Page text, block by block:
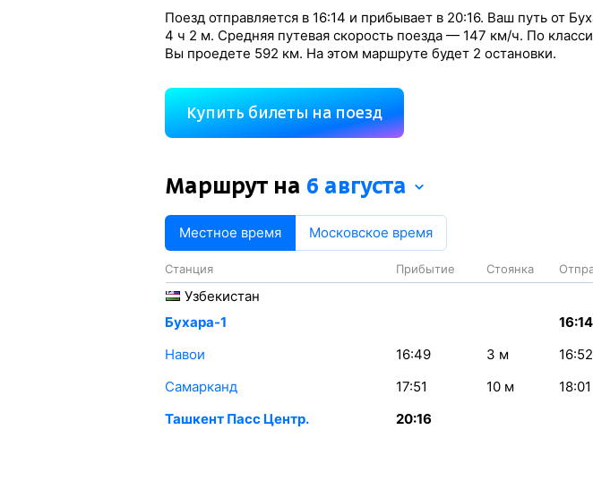
Поезд отправляется в 16:14 и прибывает в 20:16. Ваш путь от
4 ч 2 м. Средняя путевая скорость поезда — 147 км/ч. По
Вы проедете 592 км. На этом маршруте будет 2 остановки.
Купить билеты на поезд
Маршрут на 6 августа
Местное время Московское время
Станция Прибытие Стоянка
Узбекистан
Бухара-1
16:14
Навои
16:49 3 м 16:52
Самарканд
17:51 10 м 18:01
Ташкент Пасс Центр.
20:16